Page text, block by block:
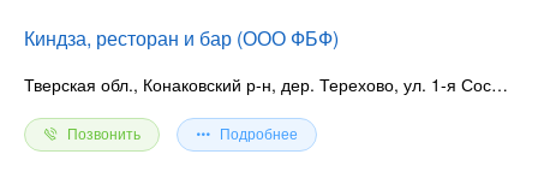
Киндза, ресторан и бар (ООО ФБФ)
Тверская обл., Конаковский р-н, дер. Терехово, ул. 1-я Сосновая, 4
Позвонить Подробнее